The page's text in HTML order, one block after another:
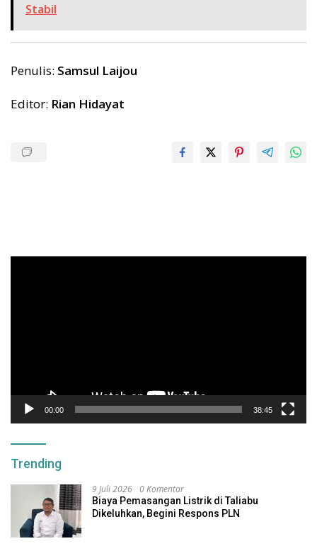
Stabil
Penulis: Samsul Laijou
Editor: Rian Hidayat
00:00 38:45
Trending
9 Juli 2026 0 Komentar
Biaya Pemasangan Listrik di Taliabu
Dikeluhkan, Begini Respons PLN